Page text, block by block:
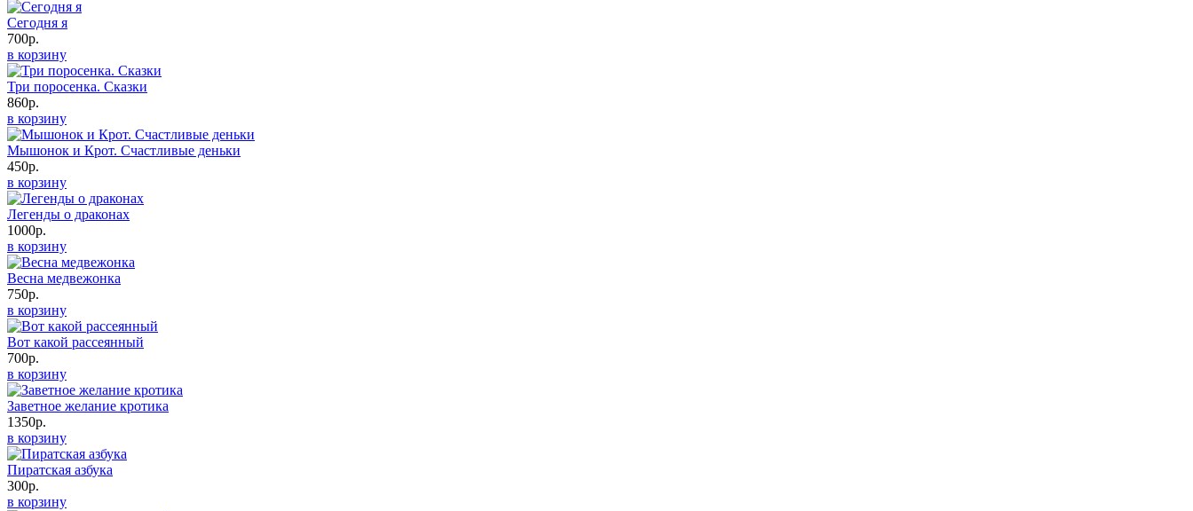
Сегодня я
700р.
в корзину
Три поросенка. Сказки
860р.
в корзину
Мышонок и Крот. Счастливые деньки
450р.
в корзину
Легенды о драконах
1000р.
в корзину
Весна медвежонка
750р.
в корзину
Вот какой рассеянный
700р.
в корзину
Заветное желание кротика
1350р.
в корзину
Пиратская азбука
300р.
в корзину